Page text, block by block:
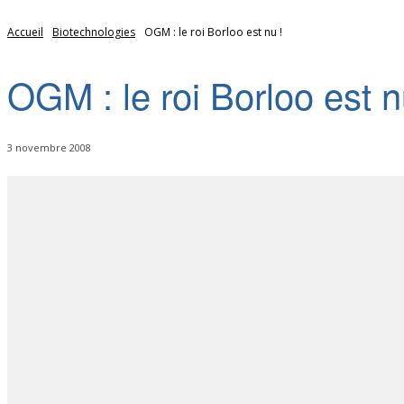
Accueil Biotechnologies OGM : le roi Borloo est nu !
OGM : le roi Borloo est
3 novembre 2008